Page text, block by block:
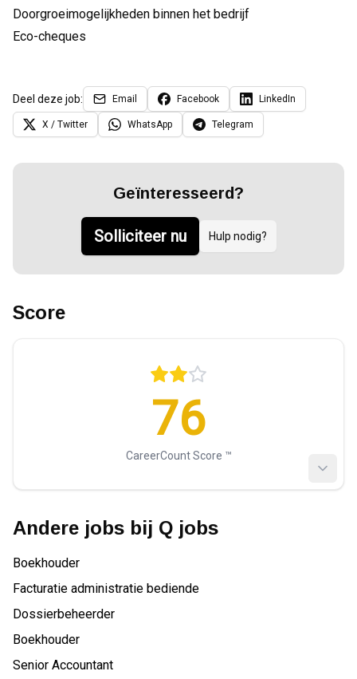
Doorgroeimogelijkheden binnen het bedrijf
Eco-cheques
Deel deze job: Email Facebook LinkedIn
X / Twitter WhatsApp Telegram
Geïnteresseerd?
Solliciteer nu Hulp nodig?
Score
76
CareerCount Score ™️
Andere jobs bij Q jobs
Boekhouder
Facturatie administratie bediende
Dossierbeheerder
Boekhouder
Senior Accountant